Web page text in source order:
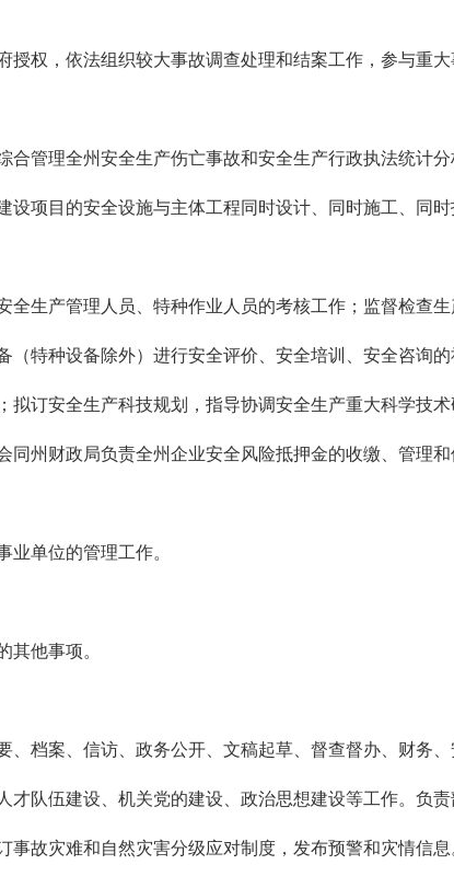
，依法组织较大事故调查处理和结案工作，参与重
理全州安全生产伤亡事故和安全生产行政执法统计分
目的安全设施与主体工程同时设计、同时施工、同
产管理人员、特种作业人员的考核工作；监督检查生
种设备除外）进行安全评价、安全培训、安全咨询的
安全生产科技规划，指导协调安全生产重大科学技术
财政局负责全州企业安全风险抵押金的收缴、管理
单位的管理工作。
他事项。
案、信访、政务公开、文稿起草、督查督办、财务、
队伍建设、机关党的建设、政治思想建设等工作。负
灾难和自然灾害分级应对制度，发布预警和灾情信